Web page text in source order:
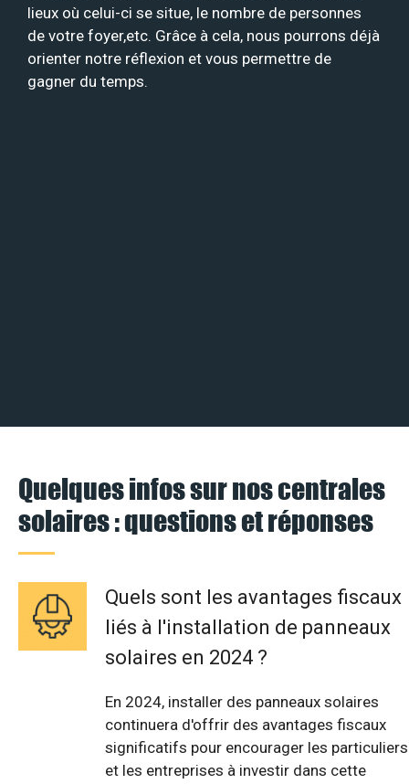
lieux où celui-ci se situe, le nombre de personnes
de votre foyer,etc. Grâce à cela, nous pourrons déjà
orienter notre réflexion et vous permettre de
gagner du temps.
Quelques infos sur nos centrales
solaires : questions et réponses
Quels sont les avantages fiscaux
liés à l'installation de panneaux
solaires en 2024 ?
En 2024, installer des panneaux solaires
continuera d'offrir des avantages fiscaux
significatifs pour encourager les particuliers
et les entreprises à investir dans cette